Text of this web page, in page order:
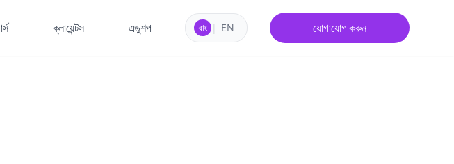
ক্লায়েন্টস এডুশপ বাং | EN যোগাযোগ করুন